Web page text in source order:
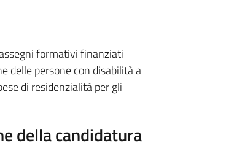
formativi finanziati
delle persone con disabilità a
di residenzialità per gli
della candidatura